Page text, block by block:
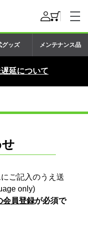
グッズ メンテナンス品
延について
ご記入のうえ送
only)
会員登録が必須で